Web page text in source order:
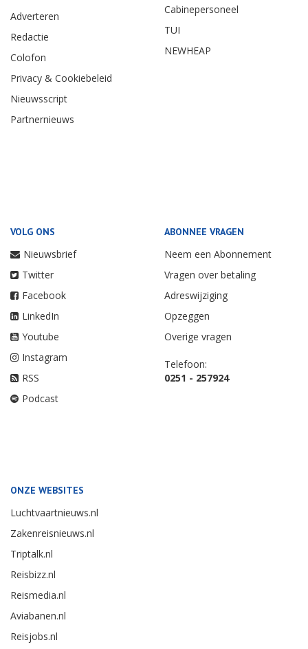
Adverteren
Redactie
Colofon
Privacy & Cookiebeleid
Nieuwsscript
Partnernieuws
Cabinepersoneel
TUI
NEWHEAP
VOLG ONS
Nieuwsbrief
Twitter
Facebook
LinkedIn
Youtube
Instagram
RSS
Podcast
ABONNEE VRAGEN
Neem een Abonnement
Vragen over betaling
Adreswijziging
Opzeggen
Overige vragen
Telefoon:
0251 - 257924
ONZE WEBSITES
Luchtvaartnieuws.nl
Zakenreisnieuws.nl
Triptalk.nl
Reisbizz.nl
Reismedia.nl
Aviabanen.nl
Reisjobs.nl